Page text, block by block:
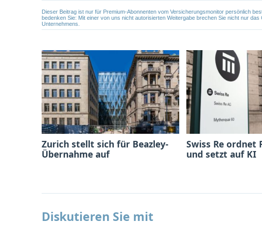
Dieser Beitrag ist nur für Premium-Abonnenten vom Versicherungsmonitor persönlich
bedenken Sie: Mit einer von uns nicht autorisierten Weitergabe brechen Sie nicht nur
Unternehmens.
Zurich stellt sich für Beazley-
Übernahme auf
Swiss Re ordnet
und setzt auf KI
Diskutieren Sie mit